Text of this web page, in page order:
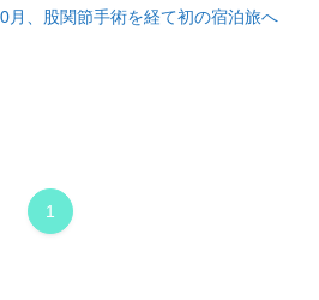
月、股関節手術を経て初の宿泊旅へ
1